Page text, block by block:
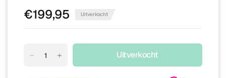
€199,95 Uitverkocht
Uitverkocht